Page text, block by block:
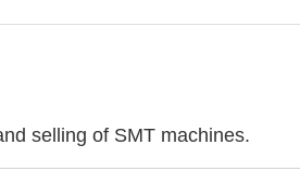
selling of SMT machines.